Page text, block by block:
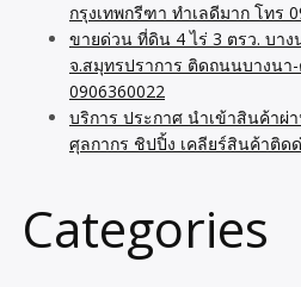
กรุงเทพกรีฑา ทำเลดีมาก โทร
ขายด่วน ที่ดิน 4 ไร่ 3 ตรว. บาง
จ.สมุทรปราการ ติดถนนบางนา
0906360022
บริการ ประกาศ นำเข้าสินค้า
ศุลกากร ชิปปิ้ง เคลียร์สินค้าติ
Categories